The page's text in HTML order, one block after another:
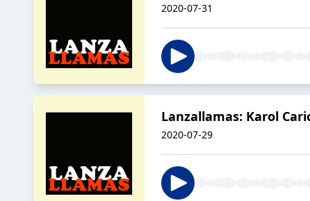
2020-07-31
Lanzallamas: Karol
2020-07-29